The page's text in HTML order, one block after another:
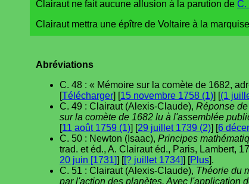
Clairaut ne fait aucune allusion à la parution de C.
Clairaut mettra une épître de Voltaire à la
Abréviations
C. 48 : « Mémoire sur la comète de 1682,
[Télécharger] [15 novembre 1758 (1)] [(1
C. 49 : Clairaut (Alexis-Claude), Réponse
sur la comète de 1682 lu à l'assemblée
[11 août 1759 (1)] [29 juillet 1739 (2)] [6
C. 50 : Newton (Isaac), Principes
trad. et éd., A. Clairaut éd., Paris, Lambert,
20 juin [1731]] [[? juillet 1734]] [Plus].
C. 51 : Clairaut (Alexis-Claude), Théorie du
par l'action des planètes. Avec l'application